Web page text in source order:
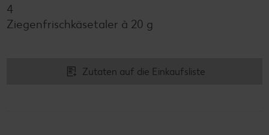
4
Ziegenfrischkäsetaler à 20 g
Zutaten auf die Einkaufsliste